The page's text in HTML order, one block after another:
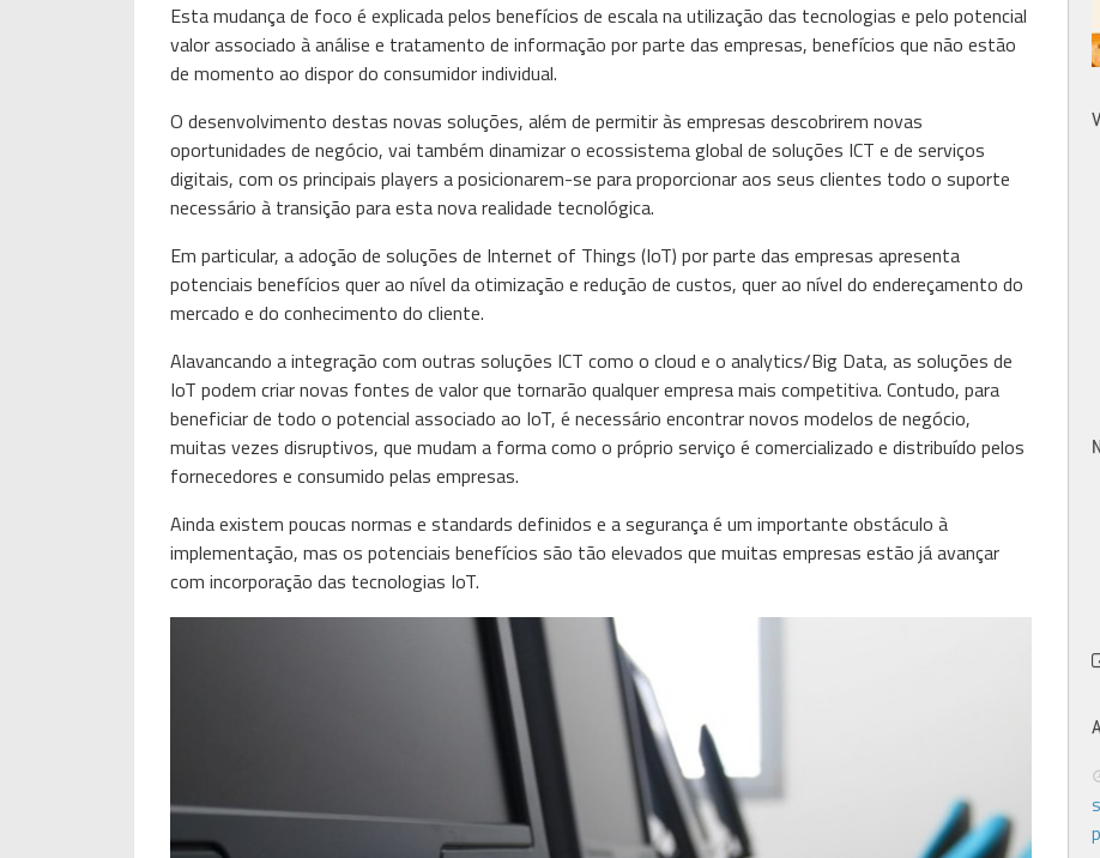
Esta mudança de foco é explicada pelos benefícios de escala na utilização das tecnologias e pelo potencial
valor associado à análise e tratamento de informação por parte das empresas, benefícios que não estão
de momento ao dispor do consumidor individual.
O desenvolvimento destas novas soluções, além de permitir às empresas descobrirem novas
oportunidades de negócio, vai também dinamizar o ecossistema global de soluções ICT e de serviços
digitais, com os principais players a posicionarem-se para proporcionar aos seus clientes todo o suporte
necessário à transição para esta nova realidade tecnológica.
Em particular, a adoção de soluções de Internet of Things (IoT) por parte das empresas apresenta
potenciais benefícios quer ao nível da otimização e redução de custos, quer ao nível do endereçamento do
mercado e do conhecimento do cliente.
Alavancando a integração com outras soluções ICT como o cloud e o analytics/Big Data, as soluções de
IoT podem criar novas fontes de valor que tornarão qualquer empresa mais competitiva. Contudo, para
beneficiar de todo o potencial associado ao IoT, é necessário encontrar novos modelos de negócio,
muitas vezes disruptivos, que mudam a forma como o próprio serviço é comercializado e distribuído pelos
fornecedores e consumido pelas empresas.
Ainda existem poucas normas e standards definidos e a segurança é um importante obstáculo à
implementação, mas os potenciais benefícios são tão elevados que muitas empresas estão já avançar
com incorporação das tecnologias IoT.